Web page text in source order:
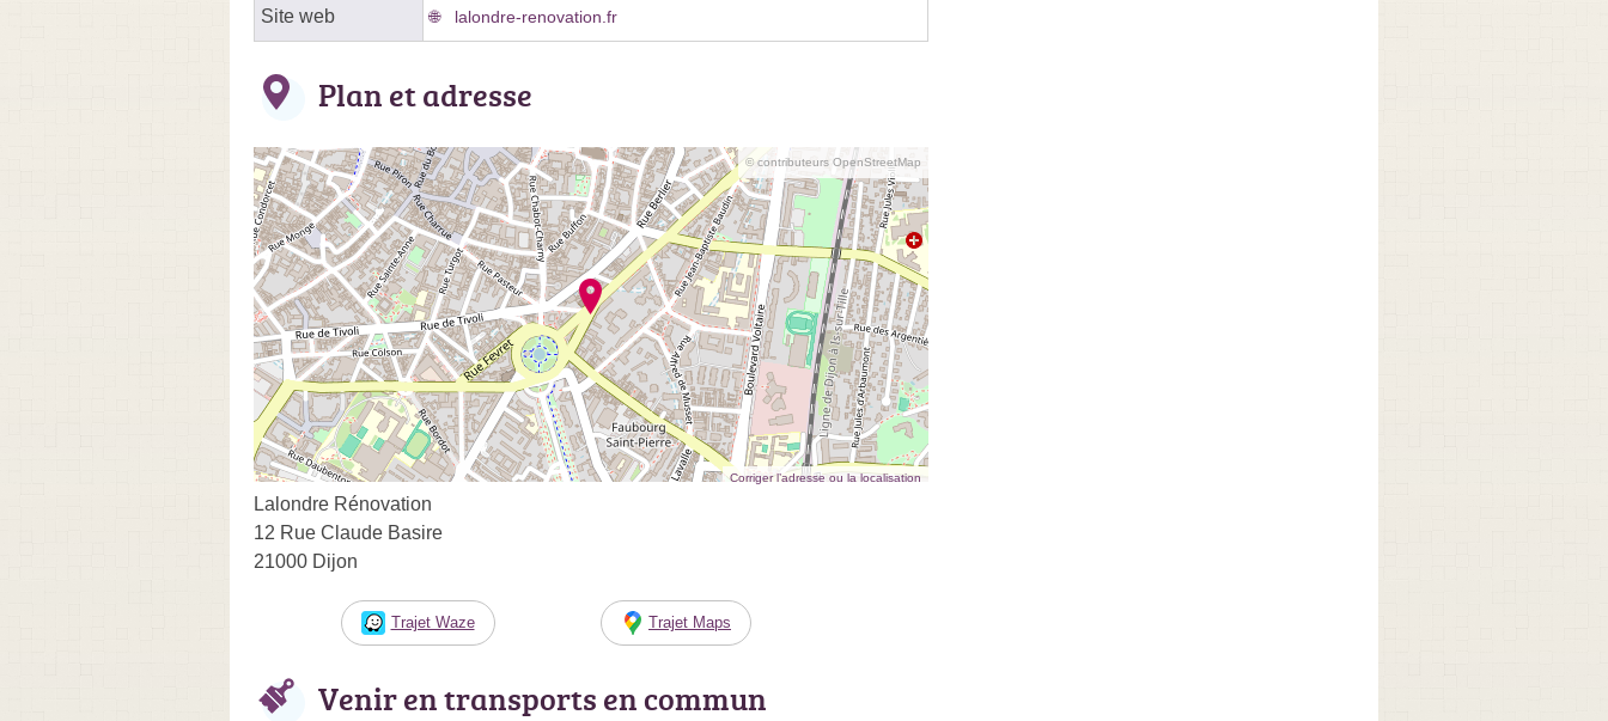
Site web lalondre-renovation.fr
Plan et adresse
© contributeurs OpenStreetMap
Corriger l’adresse ou la localisation
Lalondre Rénovation
12 Rue Claude Basire
21000 Dijon
Trajet Waze Trajet Maps
Venir en transports en commun